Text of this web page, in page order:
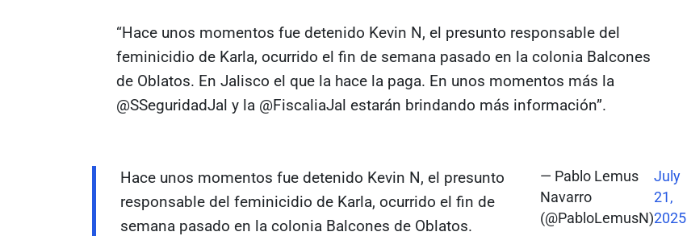
“Hace unos momentos fue detenido Kevin N, el presunto responsable del
feminicidio de Karla, ocurrido el fin de semana pasado en la colonia Balcones
de Oblatos. En Jalisco el que la hace la paga. En unos momentos más la
@SSeguridadJal y la @FiscaliaJal estarán brindando más información”.
Hace unos momentos fue detenido Kevin N, el presunto
responsable del feminicidio de Karla, ocurrido el fin de
semana pasado en la colonia Balcones de Oblatos.
— Pablo Lemus
Navarro
(@PabloLemusN)
July
21,
2025